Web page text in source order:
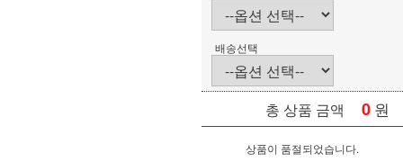
배송선택
총 상품 금액 0 원
상품이 품절되었습니다.